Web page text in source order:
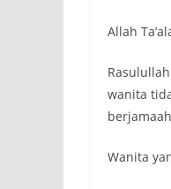
Allah
wanita
Wanita